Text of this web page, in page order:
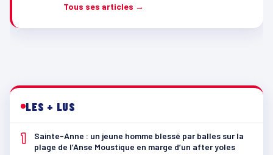
Tous ses articles →
LES + LUS
1
Sainte-Anne : un jeune homme blessé par balles sur la
plage de l’Anse Moustique en marge d’un after yoles